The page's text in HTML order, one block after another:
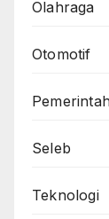
Olahraga
Otomotif
Seleb
Teknologi